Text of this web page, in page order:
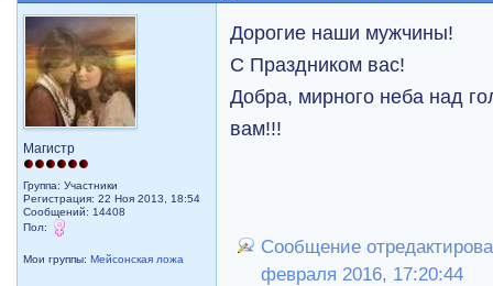
Магистр
Группа: Участники
Регистрация: 22 Ноя 2013, 18:54
Сообщений: 14408
Пол:
Мои группы:Мейсонская ложа
Дорогие наши мужчины!
С Праздником вас!
Добра, мирного неба над
вам!!!
Сообщение
февраля 2016, 17:20:44